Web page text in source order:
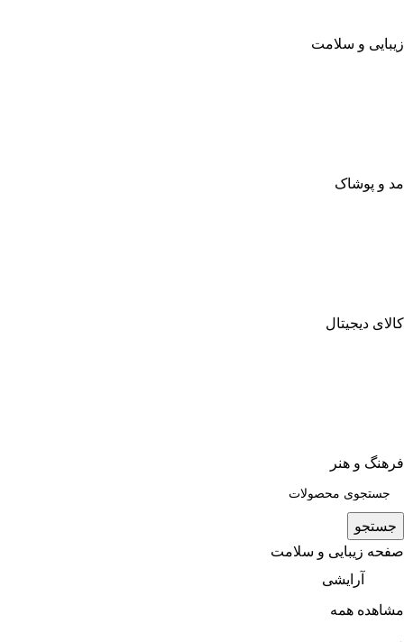
زیبایی و سلامت
مد و پوشاک
کالای دیجیتال
فرهنگ و هنر
جستجو
صفحه زیبایی و سلامت
آرایشی
مشاهده همه